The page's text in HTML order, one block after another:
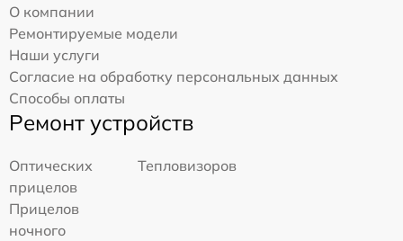
О компании
Ремонтируемые модели
Наши услуги
Согласие на обработку персональных данных
Способы оплаты
Ремонт устройств
Оптических
прицелов
Тепловизоров
Прицелов
ночного